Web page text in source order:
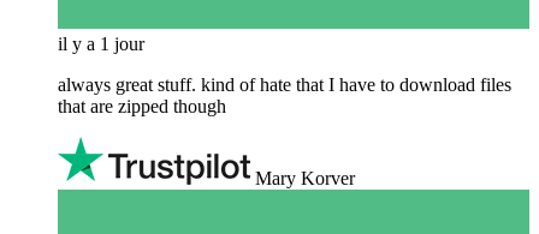
il y a 1 jour
always great stuff. kind of hate that I have to download files
that are zipped though
Mary Korver